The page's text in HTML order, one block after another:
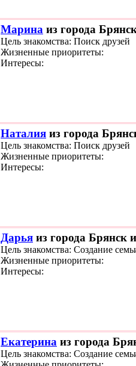
Марина из города
Цель знакомства: Поиск друзей
Жизненные приоритеты:
Интересы:
Наталия из города
Цель знакомства: Поиск друзей
Жизненные приоритеты:
Интересы:
Дарья из города Брянск
Цель знакомства: Создание
Жизненные приоритеты:
Интересы:
Екатерина из города
Цель знакомства: Создание